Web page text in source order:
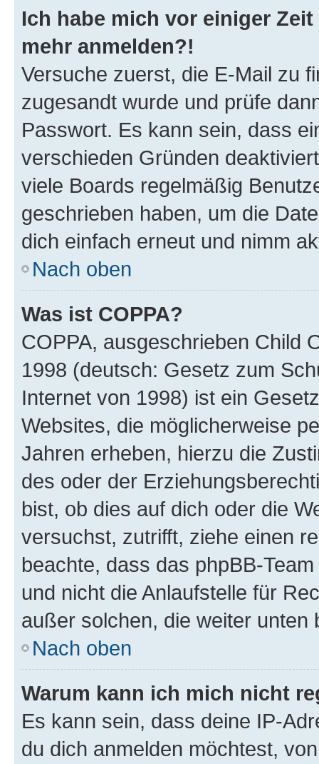
Ich habe mich vor einiger
mehr anmelden?!
Versuche zuerst, die E-Mail zu
zugesandt wurde und prüfe
Passwort. Es kann sein, dass
verschieden Gründen
viele Boards regelmäßig
geschrieben haben, um die
dich einfach erneut und nimm
Nach oben
Was ist COPPA?
COPPA, ausgeschrieben Child
1998 (deutsch: Gesetz zum
Internet von 1998) ist ein
Websites, die möglicherweise
Jahren erheben, hierzu die
des oder der
bist, ob dies auf dich oder die
versuchst, zutrifft, ziehe einen
beachte, dass das phpBB-
und nicht die Anlaufstelle für
außer solchen, die weiter unten
Nach oben
Warum kann ich mich nicht
Es kann sein, dass deine IP-
du dich anmelden möchtest,